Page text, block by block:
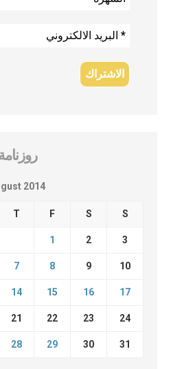
2014
T F S S
1 2 3
7 8 9 10
14 15 16 17
21 22 23 24
28 29 30 31